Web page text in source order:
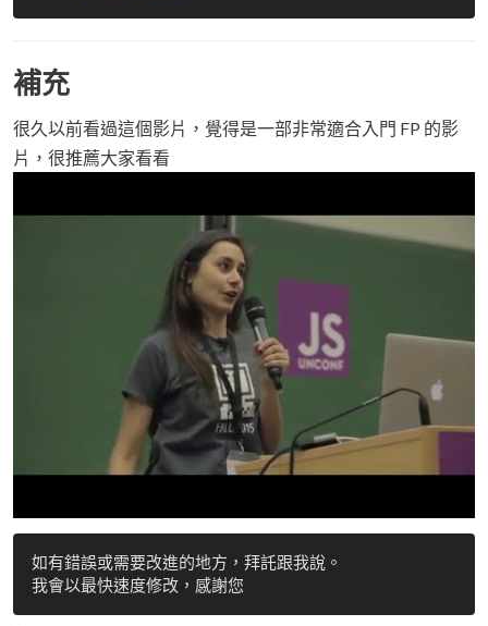
補充
很久以前看過這個影片，覺得是一部非常適合入門 FP 的影
片，很推薦大家看看
如有錯誤或需要改進的地方，拜託跟我說。